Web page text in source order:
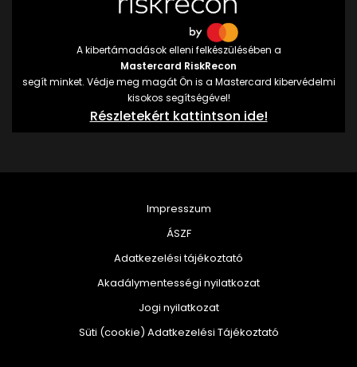
A kibertámadások elleni felkészülésében a
Mastercard RiskRecon
segít minket. Védje meg magát Ön is a Mastercard kibervédelmi
kisokos segítségével!
Részletekért kattintson ide!
Impresszum
ÁSZF
Adatkezelési tájékoztató
Akadálymentességi nyilatkozat
Jogi nyilatkozat
Süti (cookie) Adatkezelési Tájékoztató